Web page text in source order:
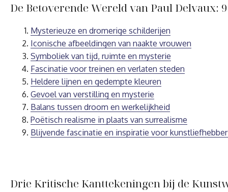
De Betoverende Wereld van Paul
Mysterieuze en dromerige schilderijen
Iconische afbeeldingen van naakte vrouwen
Symboliek van tijd, ruimte en mysterie
Fascinatie voor treinen en verlaten steden
Heldere lijnen en gedempte kleuren
Gevoel van verstilling en mysterie
Balans tussen droom en werkelijkheid
Poëtisch realisme in plaats van surrealisme
Blijvende fascinatie en inspiratie voor
Drie Kritische Kanttekeningen bij de